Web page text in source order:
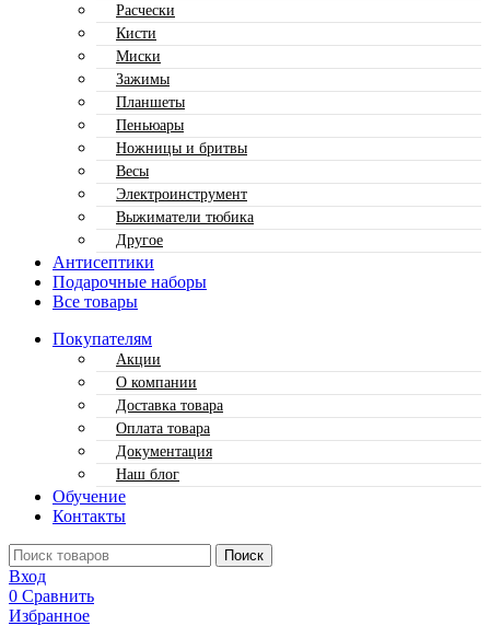
Расчески
Кисти
Миски
Зажимы
Планшеты
Пеньюары
Ножницы и бритвы
Весы
Электроинструмент
Выжиматели тюбика
Другое
Антисептики
Подарочные наборы
Все товары
Покупателям
Акции
О компании
Доставка товара
Оплата товара
Документация
Наш блог
Обучение
Контакты
Поиск
Вход
0 Сравнить
Избранное